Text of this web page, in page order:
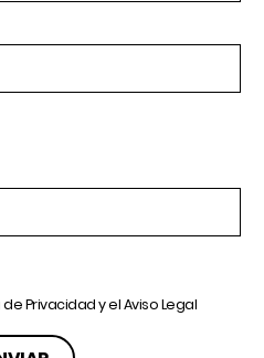
de Privacidady elAviso Legal